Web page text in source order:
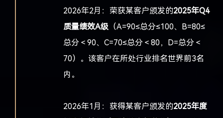
2026年2月：荣获某客户颁发的2025年Q4
质量绩效A级 （A=90≤总分≤100、B=80≤
总分＜90、C=70≤总分＜80，D=总分＜
70）。该客户在所处行业排名世界前3名
内。
2026年1月：获得某客户颁发的2025年度